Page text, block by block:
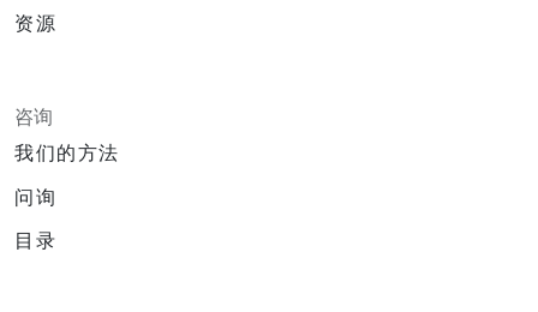
资源
咨询
我们的方法
问询
目录